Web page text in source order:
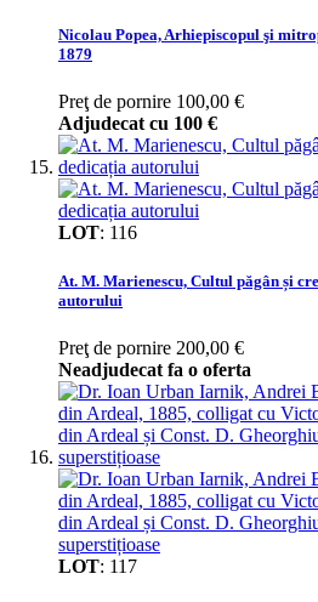
Nicolau Popea, Arhiepiscopul şi
1879
Preţ de pornire 100,00 €
Adjudecat cu 100 €
LOT: 116
At. M. Marienescu, Cultul păgân și
autorului
Preţ de pornire 200,00 €
Neadjudecat fa o oferta
LOT: 117